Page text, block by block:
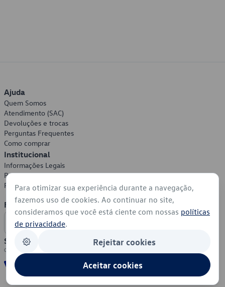
Ajuda
Quem Somos
Atendimento (SAC)
Devoluções e trocas
Perguntas Frequentes
Como comprar
Institucional
Informações Legais
Política de Privacidade
Política de Cookies
Formas de Pagamento
Segurança
Para otimizar sua experiência durante a navegação,
fazemos uso de cookies. Ao continuar no site,
consideramos que você está ciente com nossas políticas
de privacidade.
Rejeitar cookies
Aceitar cookies